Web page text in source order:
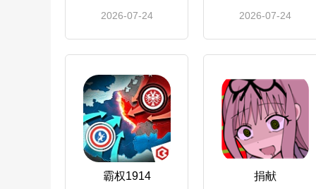
2026-07-24 2026-07-24
霸权1914 捐献